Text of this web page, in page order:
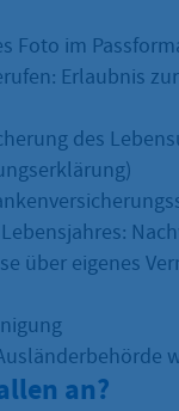
Foto im
Erlaubnis
des
über eigenes
an?